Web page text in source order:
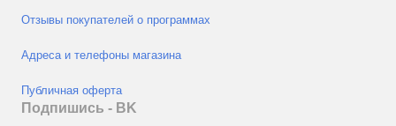
Отзывы покупателей о программах
Адреса и телефоны магазина
Публичная оферта
Подпишись - ВK